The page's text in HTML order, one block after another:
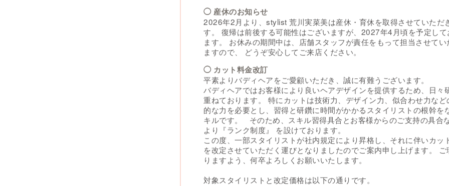
◯ 産休のお知らせ
2026年2月より、stylist 荒川実菜美は産休・育休を取得させていただ
す。 復帰は前後する可能性はございますが、2027年4月頃を予定して
ます。 お休みの期間中は、店舗スタッフが責任をもって担当させてい
ますので、 どうぞ安心してご来店ください。
◯ カット料金改訂
平素よりバディヘアをご愛顧いただき、誠に有難うございます。
バディヘアではお客様により良いヘアデザインを提供するため、日々
重ねております。 特にカットは技術力、デザイン力、似合わせ力など
的な力を必要とし、習得と研鑽に時間がかかるスタイリストの根幹を
キルです。 そのため、スキル習得具合とお客様からのご支持の具合
より『ランク制度』 を設けております。
この度、一部スタイリストが社内規定により昇格し、それに伴いカッ
を改定させていただく運びとなりましたのでご案内申し上げます。 ご
りますよう、何卒よろしくお願いいたします。
対象スタイリストと改定価格は以下の通りです。